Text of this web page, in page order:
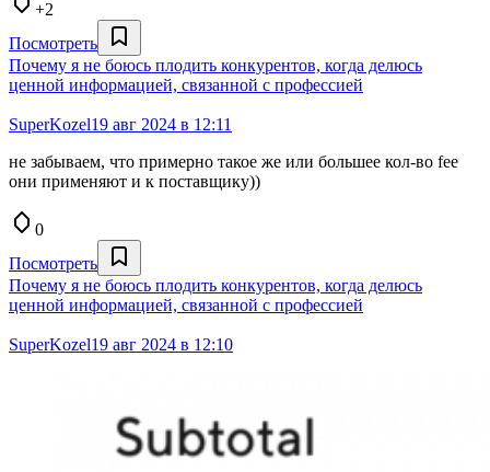
+2
Посмотреть
Почему я не боюсь плодить конкурентов, когда делюсь
ценной информацией, связанной с профессией
SuperKozel19 авг 2024 в 12:11
не забываем, что примерно такое же или большее кол-во fee
они применяют и к поставщику))
0
Посмотреть
Почему я не боюсь плодить конкурентов, когда делюсь
ценной информацией, связанной с профессией
SuperKozel19 авг 2024 в 12:10